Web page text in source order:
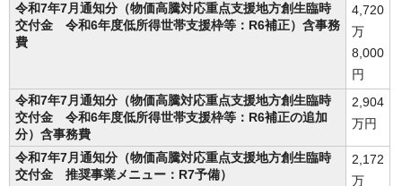
令和7年7月通知分（物価高騰対応重点支援地方創生臨時
交付金 令和6年度低所得世帯支援枠等：R6補正）含事務
費
4,720
万
8,000
円
令和7年7月通知分（物価高騰対応重点支援地方創生臨時
交付金 令和6年度低所得世帯支援枠等：R6補正の追加
分）含事務費
2,904
万円
令和7年7月通知分（物価高騰対応重点支援地方創生臨時
交付金 推奨事業メニュー：R7予備）
2,172
万